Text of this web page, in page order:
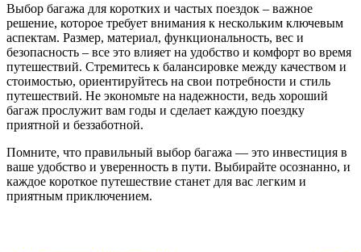
Выбор багажа для коротких и частых поездок – важное
решение, которое требует внимания к нескольким ключевым
аспектам. Размер, материал, функциональность, вес и
безопасность – все это влияет на удобство и комфорт во время
путешествий. Стремитесь к балансировке между качеством и
стоимостью, ориентируйтесь на свои потребности и стиль
путешествий. Не экономьте на надежности, ведь хороший
багаж прослужит вам годы и сделает каждую поездку
приятной и беззаботной.
Помните, что правильный выбор багажа — это инвестиция в
ваше удобство и уверенность в пути. Выбирайте осознанно, и
каждое короткое путешествие станет для вас легким и
приятным приключением.